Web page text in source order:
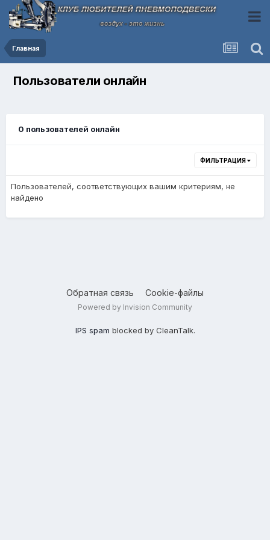
Главная
Пользователи онлайн
0 пользователей онлайн
ФИЛЬТРАЦИЯ
Пользователей, соответствующих вашим критериям, не
найдено
Обратная связь Cookie-файлы
Powered by Invision Community
IPS spam blocked by CleanTalk.